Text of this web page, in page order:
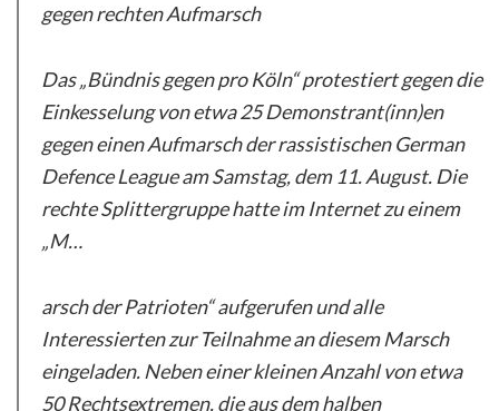
gegen rechten Aufmarsch
Das „Bündnis gegen pro Köln“ protestiert gegen die
Einkesselung von etwa 25 Demonstrant(inn)en
gegen einen Aufmarsch der rassistischen German
Defence Leagueam Samstag, dem 11. August. Die
rechte Splittergruppe hatte im Internet zu einem
„M…
arsch der Patrioten“ aufgerufen und alle
Interessierten zur Teilnahme an diesem Marsch
eingeladen. Neben einer kleinen Anzahl von etwa
50 Rechtsextremen, die aus dem halben